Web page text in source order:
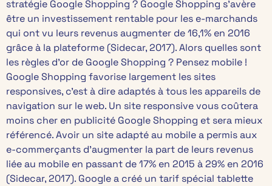
stratégie Google Shopping ? Google Shopping s’avère
être un investissement rentable pour les e-marchands
qui ont vu leurs revenus augmenter de 16,1% en 2016
grâce à la plateforme (Sidecar, 2017). Alors quelles sont
les règles d’or de Google Shopping ? Pensez mobile !
Google Shopping favorise largement les sites
responsives, c’est à dire adaptés à tous les appareils de
navigation sur le web. Un site responsive vous coûtera
moins cher en publicité Google Shopping et sera mieux
référencé. Avoir un site adapté au mobile a permis aux
e-commerçants d’augmenter la part de leurs revenus
liée au mobile en passant de 17% en 2015 à 29% en 2016
(Sidecar, 2017). Google a créé un tarif spécial tablette